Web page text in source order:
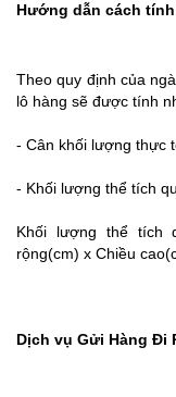
Hướng dẫn cách
Theo quy định của
lô hàng sẽ được tính
- Cân khối lượng thực
- Khối lượng thể tích
Khối lượng thể tích
rộng(cm) x Chiều
Dịch vụ Gửi Hàng Đi